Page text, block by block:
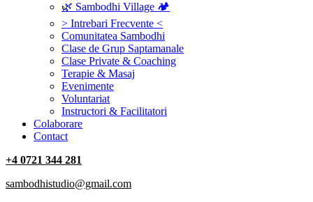
🌿 Sambodhi Village 🏕️
> Intrebari Frecvente <
Comunitatea Sambodhi
Clase de Grup Saptamanale
Clase Private & Coaching
Terapie & Masaj
‎Evenimente
Voluntariat
‏‏‎Instructori & Facilitatori
Colaborare
Contact
+4 0721 344 281
sambodhistudio@gmail.com